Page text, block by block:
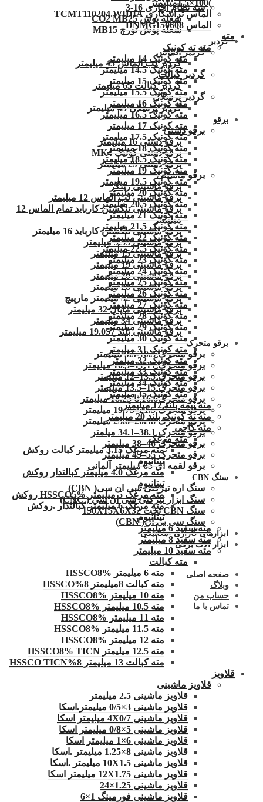
سه نظام آچاری 16-3
شعله پوش CO2 MB25
شعله پوش تورچ MB15
گردبر
گردبر الماس
گردبر لب الماس 45 میلیمتر
گردبر کبالت
گردبر کبالت 65 میلیمتر
گردبر پرسلان
گردبر پرسلان 45 میلیمتر
برقو
برقو دستی
برقو دستی 16 میلیمتر
برقو دستی کونیک MK4
برقو دستی 29 میلیمتر
برقو ماشینی
برقو ماشینی زینگر
برقو ماشینی لب الماس 12 میلیمتر
برقو ماشینی تنگستن کارباید تمام الماس 12
میلیمتر
برقو ماشینی تنگستن کارباید 16 میلیمتر
برقو ماشینی 9.55 میلیمتر
برقو ماشینی 15 میلیمتر
برقو ماشینی 19 میلیمتر
برقو ماشینی 20 میلیمتر
برقو ماشینی 28 میلیمتر
برقو ماشینی 32 میلیمتر مارپیچ
برقو ماشینی ماپال 32 میلیمتر
برقو ماشینی 34 میلیمتر
برقو ماشینی بلند 19.057 میلیمتر
برقو متحرک
برقو متحرک 10.3-9.5 میلیمتر
برقو متحرک 11.11–10.3 میلیمتر
برقو متحرک 13.5–12 میلیمتر
برقو متحرک 15–13.5 میلیمتر
برقو متحرک16.6 تا 18.25 میلیمتر
برقو متحرک 21.5–19.75 میلیمتر
برقو متحرک 26.98–23.8 میلیمتر
برقو متحرک 38.1–34.1 میلمتر
برقو متحرک 46–38 میلیمتر
برقو متحرک 55–45 میلیمتر
برقو لقمه ای 65 میلیمتر آلمانی
سنگ CBN
سنگ اره تیزکنی سی ان سی( CBN)
سنگ ابزار تیزکنی سی ان سی ( CNC)
سنگ CBN تخت 150X15X6X32
سنگ سی بی ان( CBN)
ابزارهای گاراژی -مکانیکی
ابزار آلات برقی
صفحه اصلی
وبلاگ
حساب من
تماس با ما
)100×1.5میلیمتر
الماس تراشکاری TCMT110204.WIDIA
الماس DNMG150608
مته
مته ته کونیک
مته کونیک 14 میلیمتر
مته کونیک 14.5 میلیمتر
مته کونیک 15 میلیمتر
مته کونیک 15.5 میلیمتر
مته کونیک 16 میلیمتر
مته کونیک 16.5 میلیمتر
مته کونیک 17 میلیمتر
مته کونیک 17.5 میلیمتر
مته کونیک 18 میلیمتر
مته کونیک 18.5 میلیمتر
مته کونیک 19 میلیمتر
مته کونیک 19.5 میلیمتر
مته کونیک 20 میلیمتر
مته کونیک 20.5 میلیمتر
مته کونیک 21 میلیمتر
مته کونیک 21.5 میلیمتر
مته کونیک 22 میلیمتر
مته کونیک 22.5 میلیمتر
مته کونیک 23 میلیمتر
مته کونیک 24 میلیمتر
مته کونیک 25 میلیمتر
مته کونیک 26 میلیمتر
مته کونیک 27 میلیمتر
مته کونیک 28 میلیمتر
مته کونیک 29 میلیمتر
مته کونیک 30 میلیمتر
مته کونیک 31 میلیمتر
مته کونیک 32 میلمتر
مته کونیک 33 میلیمتر
مته کونیک 34 میلیمتر
مته کونیک 35 میلیمتر
مته نیمه بلند 12 میلیمتر
مته ته کونیک بلند 20 میلیمتر
مته کاجی
مته مرغک
مته مرغک 3.15 میلیمتر کبالت روکش
تیتانیوم
مته مرغک 4.0 میلیمتر کبالتدار روکش
تیتانیوم
مته مرغک 5 میلیمتر HSSCO5% روکش
مته مرغک 6 میلیمتر کبالتدار .روکش
تیتانیوم
مته سفید 6 میلیمتر
مته سفید 8 میلیمتر
مته سفید 10 میلیمتر
مته کبالت
مته 6 میلیمتر HSSCO8%
مته کبالت 8میلیمتر 8%HSSCO
مته 10 میلیمتر HSSCO8%
مته 10.5 میلیمتر HSSCO8%
مته 11 میلیمتر HSSCO8%
مته 11.5 میلیمتر HSSCO8%
مته 12 میلیمتر HSSCO8%
مته 12.5 میلیمتر HSSCO8% TICN
مته کبالت 13 میلیمتر 8%HSSCO TICN
قلاویز
قلاویز ماشینی
قلاویز ماشینی 2.5 میلیمتر
قلاویز ماشینی 3×0/5 میلیمتر.اسکا
قلاویز ماشینی 4X0/7 میلیمتر اسکا
قلاویز ماشینی 5×0/8 میلیمتر اسکا
قلاویز ماشینی 6×1 میلیمتر اسکا
قلاویز ماشینی 8×1.25 میلیمتر .اسکا
قلاویز ماشینی 10X1.5 میلیمتر .اسکا
قلاویز ماشینی 12X1.75 میلیمتر اسکا
قلاویز ماشینی 1.25×24
قلاویز ماشینی فورمینگ 1×6